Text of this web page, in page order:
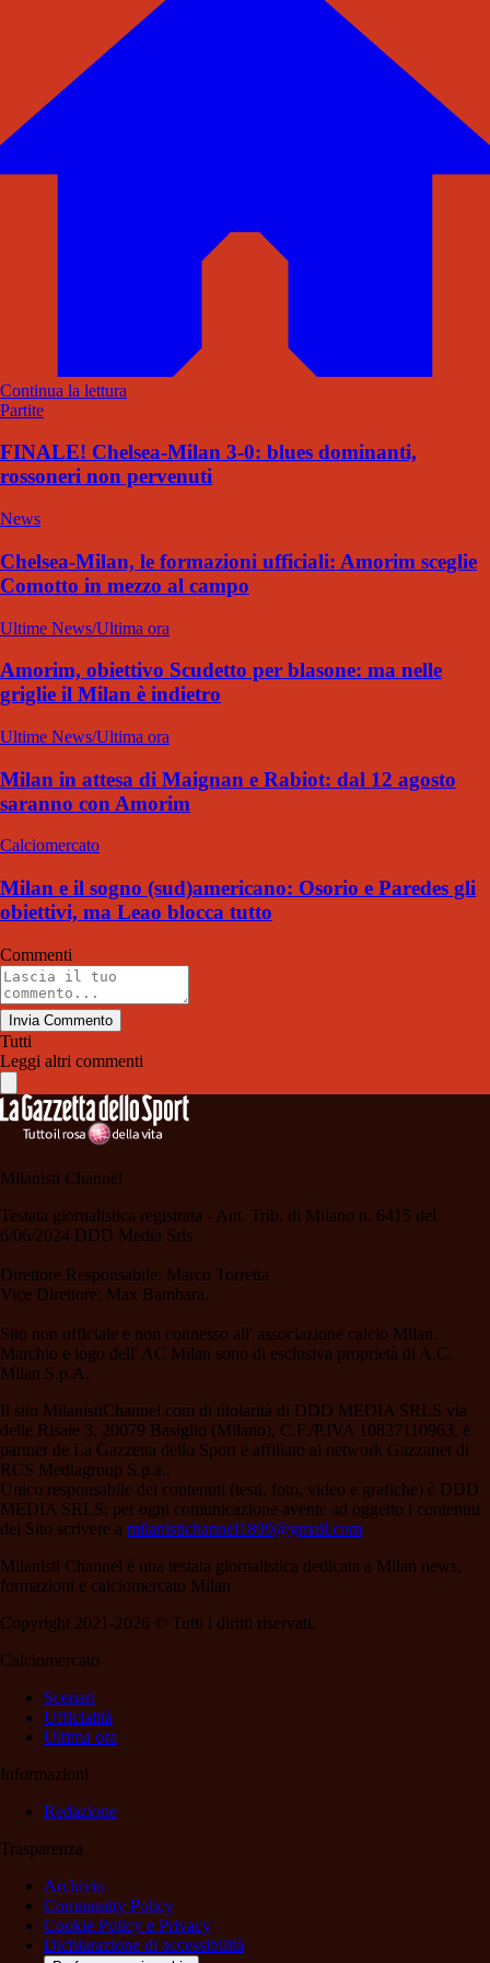
Continua la lettura
Partite
FINALE! Chelsea-Milan 3-0: blues dominanti,
rossoneri non pervenuti
News
Chelsea-Milan, le formazioni ufficiali: Amorim sceglie
Comotto in mezzo al campo
Ultime News/Ultima ora
Amorim, obiettivo Scudetto per blasone: ma nelle
griglie il Milan è indietro
Ultime News/Ultima ora
Milan in attesa di Maignan e Rabiot: dal 12 agosto
saranno con Amorim
Calciomercato
Milan e il sogno (sud)americano: Osorio e Paredes gli
obiettivi, ma Leao blocca tutto
Commenti
Invia Commento
Tutti
Leggi altri commenti
Milanisti Channel
Testata giornalistica registrata - Aut. Trib. di Milano n. 6415 del
6/06/2024 DDD Media Srls
Direttore Responsabile: Marco Torretta
Vice Direttore: Max Bambara.
Sito non ufficiale e non connesso all' associazione calcio Milan.
Marchio e logo dell' AC Milan sono di esclusiva proprietà di A.C.
Milan S.p.A.
Il sito MilanistiChannel.com di titolarità di DDD MEDIA SRLS via
delle Risaie 3, 20079 Basiglio (Milano), C.F./P.IVA 10837110963, è
partner de La Gazzetta dello Sport e affiliato al network Gazzanet di
RCS Mediagroup S.p.a..
Unico responsabile dei contenuti (testi, foto, video e grafiche) è DDD
MEDIA SRLS; per ogni comunicazione avente ad oggetto i contenuti
del Sito scrivere a milanistichannel1899@gmail.com
Milanisti Channel è una testata giornalistica dedicata a Milan news,
formazioni e calciomercato Milan
Copyright 2021-2026 © Tutti i diritti riservati.
Calciomercato
Scenari
Ufficialità
Ultima ora
Informazioni
Redazione
Trasparenza
Archivio
Community Policy
Cookie Policy e Privacy
Dichiarazione di accessibilità